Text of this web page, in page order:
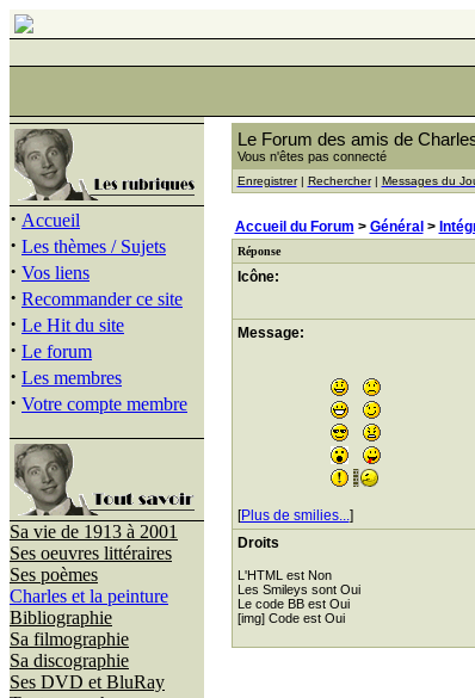
· Accueil
· Les thèmes / Sujets
· Vos liens
· Recommander ce site
· Le Hit du site
· Le forum
· Les membres
· Votre compte membre
Sa vie de 1913 à 2001
Ses oeuvres littéraires
Ses poèmes
Charles et la peinture
Bibliographie
Sa filmographie
Sa discographie
Ses DVD et BluRay
Le Forum des amis de
Vous n'êtes pas connecté
Enregistrer| Rechercher| Messages du
Accueil du Forum > Général >
Réponse
Icône:
Message:
[Plus de smilies...]
Droits
L'HTML est Non
Les Smileys sont Oui
Le code BB est Oui
[img] Code est Oui